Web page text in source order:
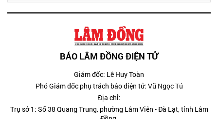
BÁO LÂM ĐỒNG ĐIỆN TỬ
Giám đốc: Lê Huy Toàn
Phó Giám đốc phụ trách báo điện tử: Vũ Ngọc Tú
Địa chỉ:
Trụ sở 1: Số 38 Quang Trung, phường Lâm Viên - Đà Lạt, tỉnh Lâm